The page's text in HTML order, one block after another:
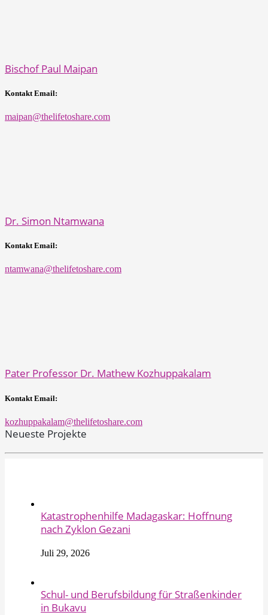
Bischof Paul Maipan
Kontakt Email:
maipan@thelifetoshare.com
Dr. Simon Ntamwana
Kontakt Email:
ntamwana@thelifetoshare.com
Pater Professor Dr. Mathew Kozhuppakalam
Kontakt Email:
kozhuppakalam@thelifetoshare.com
Neueste Projekte
Katastrophenhilfe Madagaskar: Hoffnung
nach Zyklon Gezani
Juli 29, 2026
Schul- und Berufsbildung für Straßenkinder
in Bukavu